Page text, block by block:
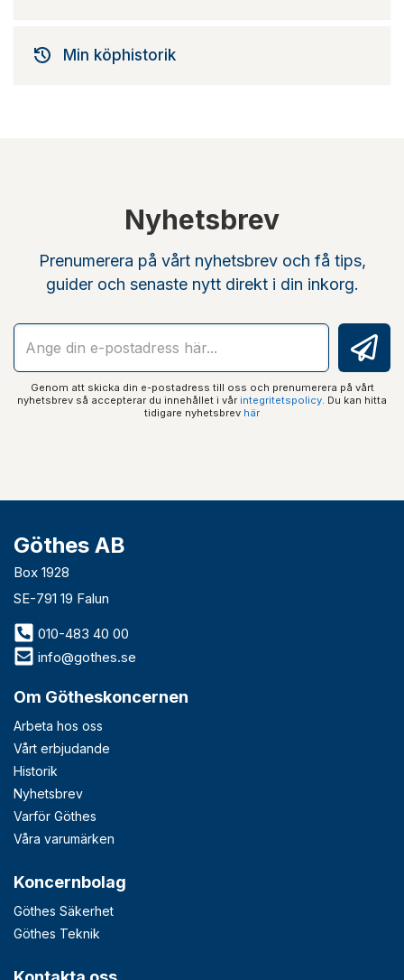
Min köphistorik
Nyhetsbrev
Prenumerera på vårt nyhetsbrev och få tips,
guider och senaste nytt direkt i din inkorg.
Genom att skicka din e-postadress till oss och prenumerera på vårt
nyhetsbrev så accepterar du innehållet i vår integritetspolicy . Du kan hitta
tidigare nyhetsbrev här
Göthes AB
Box 1928
SE-791 19 Falun
010-483 40 00
info@gothes.se
Om Götheskoncernen
Arbeta hos oss
Vårt erbjudande
Historik
Nyhetsbrev
Varför Göthes
Våra varumärken
Koncernbolag
Göthes Säkerhet
Göthes Teknik